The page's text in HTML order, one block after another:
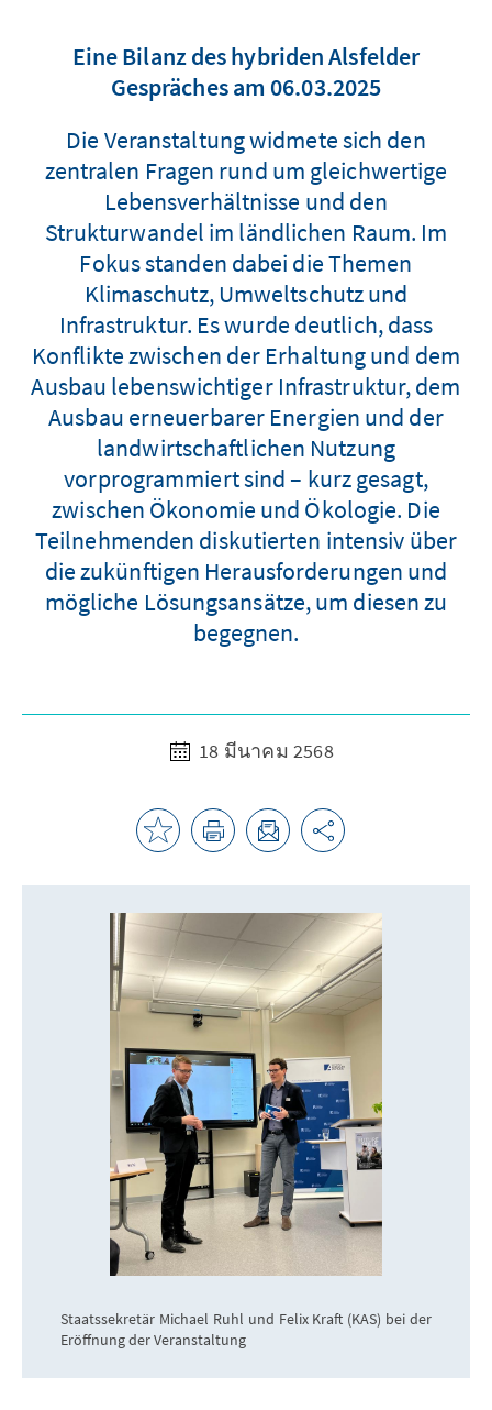
Eine Bilanz des hybriden Alsfelder
Gespräches am 06.03.2025
Die Veranstaltung widmete sich den
zentralen Fragen rund um gleichwertige
Lebensverhältnisse und den
Strukturwandel im ländlichen Raum. Im
Fokus standen dabei die Themen
Klimaschutz, Umweltschutz und
Infrastruktur. Es wurde deutlich, dass
Konflikte zwischen der Erhaltung und dem
Ausbau lebenswichtiger Infrastruktur, dem
Ausbau erneuerbarer Energien und der
landwirtschaftlichen Nutzung
vorprogrammiert sind – kurz gesagt,
zwischen Ökonomie und Ökologie. Die
Teilnehmenden diskutierten intensiv über
die zukünftigen Herausforderungen und
mögliche Lösungsansätze, um diesen zu
begegnen.
18 มีนาคม 2568
Staatssekretär Michael Ruhl und Felix Kraft (KAS) bei der
Eröffnung der Veranstaltung